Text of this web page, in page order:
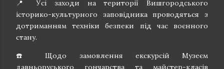
📍 Усі заходи на території Вишгородського
історико-культурного заповідника проводяться з
дотриманням техніки безпеки під час воєнного
стану.
☎️ Щодо замовлення екскурсій Музеєм
давньоруського гончарства та майстер-класів